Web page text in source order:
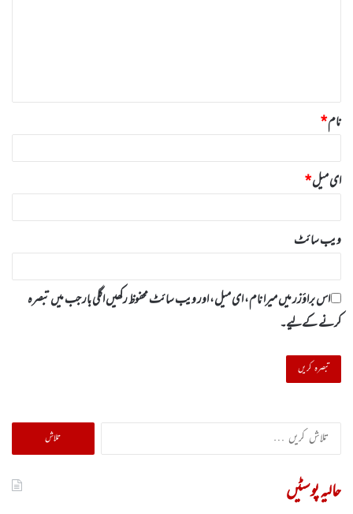
نام*
ای میل*
ویب‌ سائٹ
اس براؤزر میں میرا نام، ای میل، اور ویب سائٹ محفوظ رکھیں اگلی بار جب میں تبصرہ
کرنے کےلیے۔
تلاش
کریں
حالیہ پوسٹیں